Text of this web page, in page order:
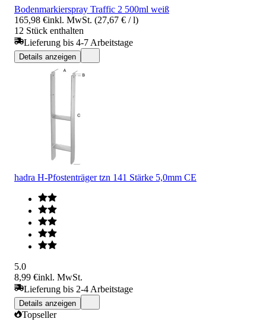
Bodenmarkierspray Traffic 2 500ml weiß
165,98 €inkl. MwSt. (27,67 € / l)
12 Stück enthalten
Lieferung bis 4-7 Arbeitstage
Details anzeigen
hadra H-Pfostenträger tzn 141 Stärke 5,0mm CE
5.0
8,99 €inkl. MwSt.
Lieferung bis 2-4 Arbeitstage
Details anzeigen
Topseller